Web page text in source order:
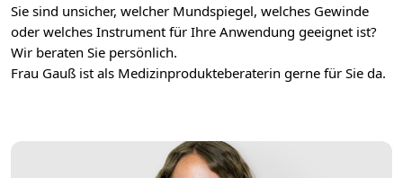
Sie sind unsicher, welcher Mundspiegel, welches Gewinde
oder welches Instrument für Ihre Anwendung geeignet ist?
Wir beraten Sie persönlich.
Frau Gauß ist als Medizinprodukteberaterin gerne für Sie da.